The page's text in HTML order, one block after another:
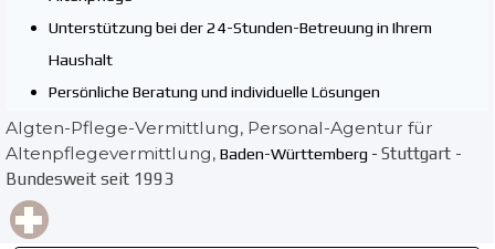
Unterstützung bei der 24-Stunden-Betreuung in Ihrem
Haushalt
Persönliche Beratung und individuelle Lösungen
Algten-Pflege-Vermittlung, Personal-Agentur für
Altenpflegevermittlung, Baden-Württemberg - Stuttgart -
Bundesweit seit 1993